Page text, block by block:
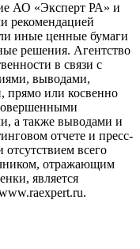
АО «Эксперт РА» и
рекомендацией
иные ценные бумаги
решения. Агентство
в связи с
выводами,
прямо или косвенно
а также выводами и
отчете и пресс-
всего
отражающим
является